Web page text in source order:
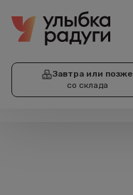
Завтра или позже
со склада